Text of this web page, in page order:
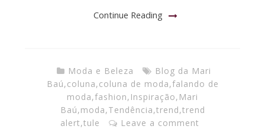
Continue Reading
Moda e Beleza
Blog da Mari
Baú,coluna,coluna de moda,falando de
moda,fashion, Inspiração, Mari
Baú,moda,Tendência,trend,trend
alert,tule Leave a comment